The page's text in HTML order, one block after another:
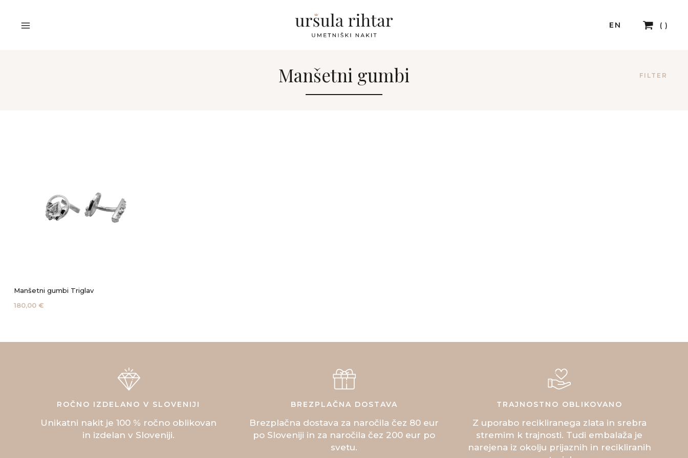
EN
Manšetni gumbi FILTER
Manšetni gumbi Triglav
180,00 €
ROČNO IZDELANO V SLOVENIJI
Unikatni nakit je 100 % ročno oblikovan
in izdelan v Sloveniji.
BREZPLAČNA DOSTAVA
Brezplačna dostava za naročila čez 80 eur
po Sloveniji in za naročila čez 200 eur po
svetu.
TRAJNOSTNO OBLIKOVANO
Z uporabo recikliranega zlata in srebra
stremim k trajnosti. Tudi embalaža je
narejena iz okolju prijaznih in recikliranih